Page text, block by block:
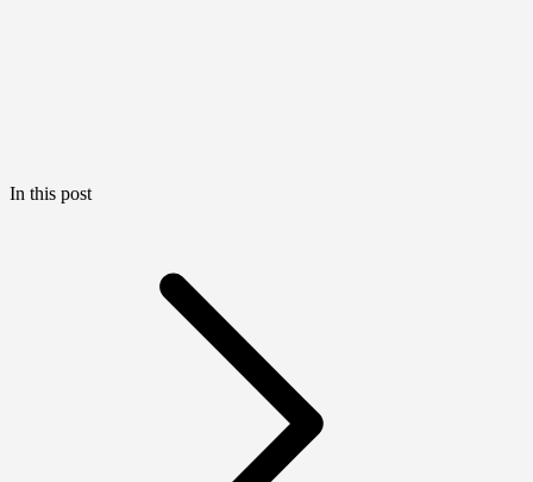
In this post